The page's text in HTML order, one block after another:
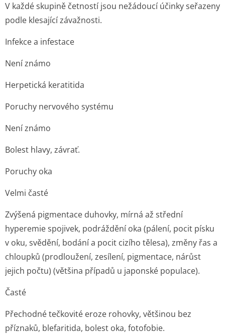
V každé skupině četností jsou nežádoucí účinky seřazeny
podle klesající závažnosti.
Infekce a infestace
Není známo
Herpetická keratitida
Poruchy nervového systému
Není známo
Bolest hlavy, závrať.
Poruchy oka
Velmi časté
Zvýšená pigmentace duhovky, mírná až střední
hyperemie spojivek, podráždění oka (pálení, pocit písku
v oku, svědění, bodání a pocit cizího tělesa), změny řas a
chloupků (prodloužení, zesílení, pigmentace, nárůst
jejich počtu) (většina případů u japonské populace).
Časté
Přechodné tečkovité eroze rohovky, většinou bez
příznaků, blefaritida, bolest oka, fotofobie.